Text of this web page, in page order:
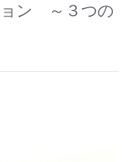
ョン ～３つの